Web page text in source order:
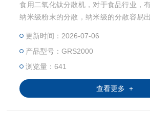
食用二氧化钛分散机，对于食品行业，
纳米级粉末的分散，纳米级的分散容易
切分散机，分散效果更佳，可以还原物料
更新时间：2026-07-06
产品型号：GRS2000
浏览量：641
查看更多 +